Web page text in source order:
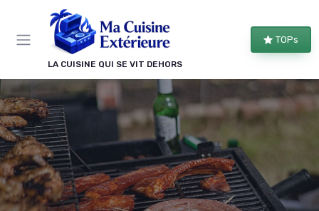
LA CUISINE QUI SE VIT DEHORS
TOPs
Panneau de gestion des cookies